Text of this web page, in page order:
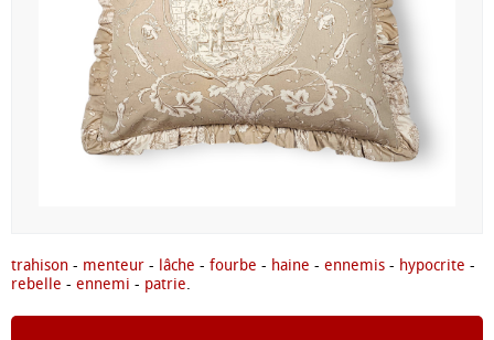
trahison - menteur - lâche - fourbe - haine - ennemis - hypocrite -
rebelle - ennemi - patrie.